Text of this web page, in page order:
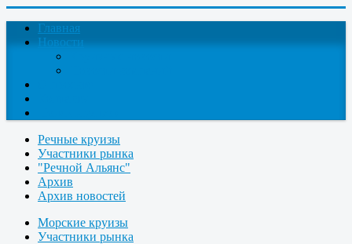
Главная
Новости
Речные круизы
Участники рынка
"Речной Альянс"
Архив
Архив новостей
Морские круизы
Участники рынка